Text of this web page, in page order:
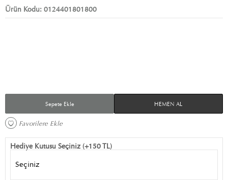
Ürün Kodu: 0124401801800
Sepete Ekle HEMEN AL
Favorilere Ekle
Hediye Kutusu Seçiniz (+150 TL)
Seçiniz